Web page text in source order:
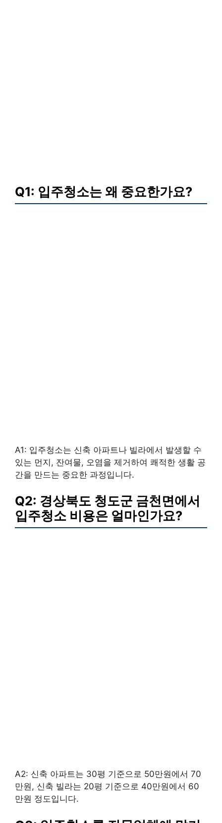
Q1: 입주청소는 왜 중요한가요?
A1: 입주청소는 신축 아파트나 빌라에서 발생할 수
있는 먼지, 잔여물, 오염을 제거하여 쾌적한 생활 공
간을 만드는 중요한 과정입니다.
Q2: 경상북도 청도군 금천면에서
입주청소 비용은 얼마인가요?
A2: 신축 아파트는 30평 기준으로 50만원에서 70
만원, 신축 빌라는 20평 기준으로 40만원에서 60
만원 정도입니다.